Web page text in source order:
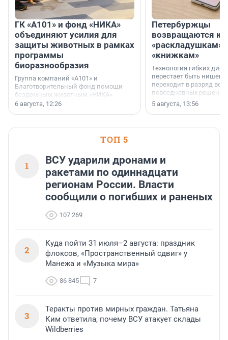
ГК «А101» и фонд «НИКА»
объединяют усилия для
защиты животных в рамках
программы
биоразнообразия
Группа компаний «А101» и
Благотворительный фонд помощи
бездомным животным «НИКА»
заключили соглашение о
6 августа, 12:26
Петербуржцы
возвращаются к
«раскладушкам»
«книжкам»
Технология гибких
перестает быть
переходит в разряд
повседневных
5 августа, 13:56
ТОП 5
1
ВСУ ударили дронами и
ракетами по одиннадцати
регионам России. Власти
сообщили о погибших и раненых
107 269
2
Куда пойти 31 июля–2 августа: праздник
флоксов, «Пространственный сдвиг» у
Манежа и «Музыка мира»
86 845 7
3
Теракты против мирных граждан. Татьяна
Ким ответила, почему ВСУ атакует склады
Wildberries